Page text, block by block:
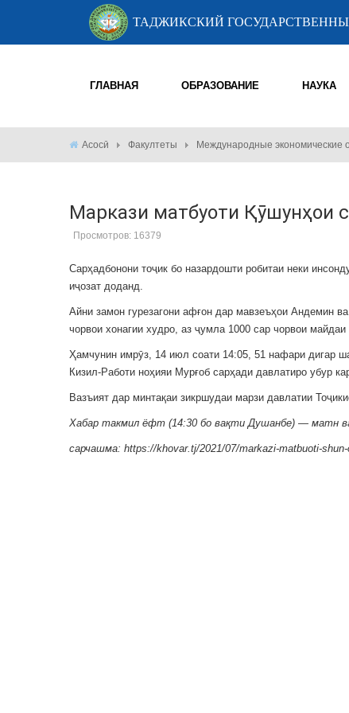
ТАДЖИКСКИЙ
ГЛАВНАЯ ОБРАЗОВАНИЕ НАУКА
Асосӣ Факултеты Международные экономические
Маркази матбуоти
Просмотров: 16379
Сарҳадбонони тоҷик бо назардошти робитаи неки
иҷозат доданд.
Айни замон гурезагони афғон дар мавзеъҳои Андемин
чорвои хонагии худро, аз ҷумла 1000 сар чорвои
Ҳамчунин имрӯз, 14 июл соати 14:05, 51 нафари дигар
Кизил-Работи ноҳияи Мурғоб сарҳади давлатиро убур
Вазъият дар минтақаи зикршудаи марзи давлатии
Хабар такмил ёфт (14:30 бо вақти Душанбе) — матн
сарчашма: https://khovar.tj/2021/07/markazi-matbuoti-